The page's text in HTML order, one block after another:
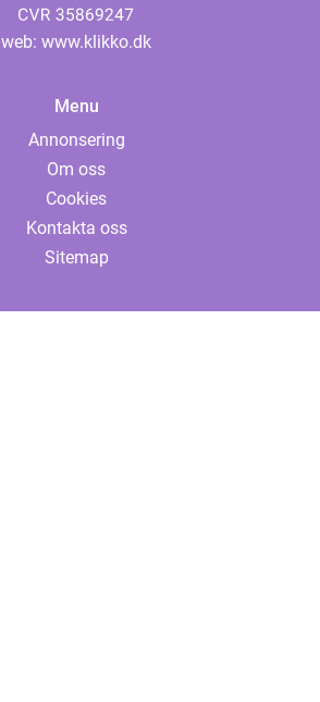
web: www.klikko.dk
Menu
Annonsering
Om oss
Cookies
Kontakta oss
Sitemap